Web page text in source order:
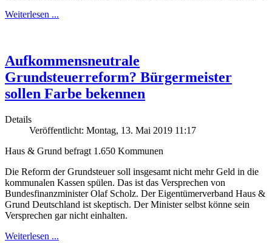
Weiterlesen ...
Aufkommensneutrale
Grundsteuerreform? Bürgermeister
sollen Farbe bekennen
Details
Veröffentlicht: Montag, 13. Mai 2019 11:17
Haus & Grund befragt 1.650 Kommunen
Die Reform der Grundsteuer soll insgesamt nicht mehr Geld in die
kommunalen Kassen spülen. Das ist das Versprechen von
Bundesfinanzminister Olaf Scholz. Der Eigentümerverband Haus &
Grund Deutschland ist skeptisch. Der Minister selbst könne sein
Versprechen gar nicht einhalten.
Weiterlesen ...